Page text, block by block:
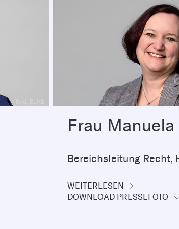
Frau Manuela
Bereichsleitung Recht,
WEITERLESEN
DOWNLOAD PRESSEFOTO